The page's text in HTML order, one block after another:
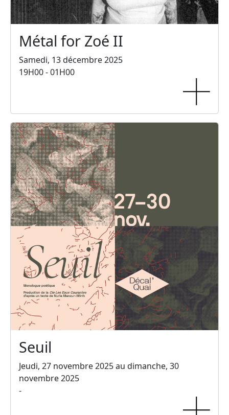
Métal for Zoé II
Samedi, 13 décembre 2025
19H00 - 01H00
Seuil
Jeudi, 27 novembre 2025 au dimanche, 30
novembre 2025
-